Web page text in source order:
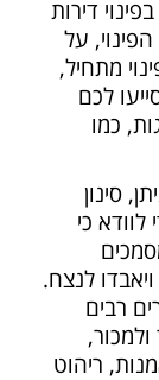
דירות
על
מתחיל,
לכם
כמו
סינון
כי
לנצח.
רבים
ריהוט